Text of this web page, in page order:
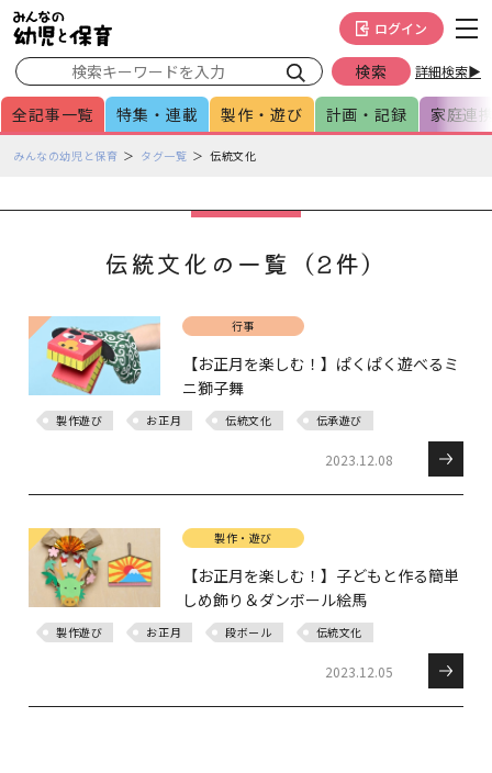
詳細検索▶
ログイン
全記事一覧 特集・連載 製作・遊び 計画・記録 家庭連
ペみんなの幼児と保育 タグ一覧 伝統文化
伝統文化の一覧（2件）
行事
【お正月を楽しむ！】ぱくぱく遊べるミ
ニ獅子舞
製作遊び お正月 伝統文化 伝承遊び
2023.12.08
製作・遊び
【お正月を楽しむ！】子どもと作る簡単
しめ飾り＆ダンボール絵馬
製作遊び お正月 段ボール 伝統文化
2023.12.05